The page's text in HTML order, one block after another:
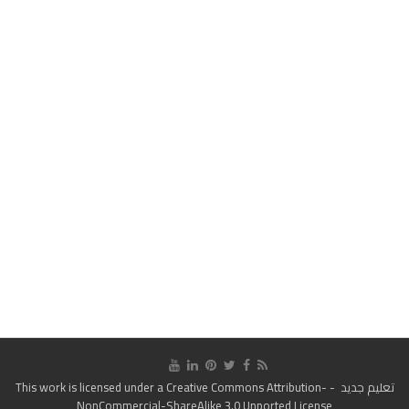
تعليم جديد - This work is licensed under a
Creative Commons Attribution-